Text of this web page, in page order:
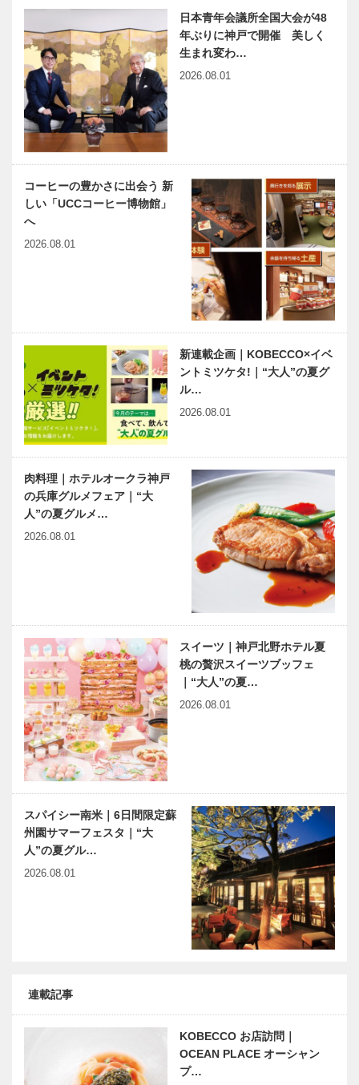
島特集
国際ソロプチ
ミスト神戸
第44回 チ
ャリティバザ
ー
スイミング業
harmony（は
ーもにぃ）
Vol.25 「妻
が願った最期
の七日間」の
十五回 「和
しょくや 佳
肴」
笑って、泣い
て、心にしみ
る 『完本 コ
ーヒーカップ
の耳』 阪神
沿線 喫茶店
チーム「神戸
ファストジャ
イロ」始動！
日本青年会議所全国大会が48
年ぶりに神戸で開催 美しく
生まれ変わ…
2026.08.01
コーヒーの豊かさに出会う 新
しい「UCCコーヒー博物館」
へ
2026.08.01
新連載企画｜KOBECCO×イベ
ントミツケタ!｜“大人”の夏グ
ル…
2026.08.01
肉料理｜ホテルオークラ神戸
の兵庫グルメフェア｜“大
人”の夏グルメ…
2026.08.01
スイーツ｜神戸北野ホテル夏
桃の贅沢スイーツブッフェ
｜“大人”の夏…
2026.08.01
スパイシー南米｜6日間限定蘇
州園サマーフェスタ｜“大
人”の夏グル…
2026.08.01
連載記事
KOBECCO お店訪問｜
OCEAN PLACE オーシャン
プ…